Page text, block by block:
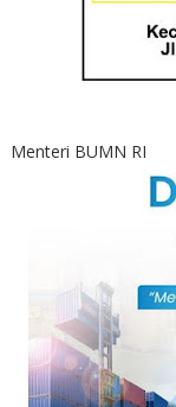
Menteri BUMN RI